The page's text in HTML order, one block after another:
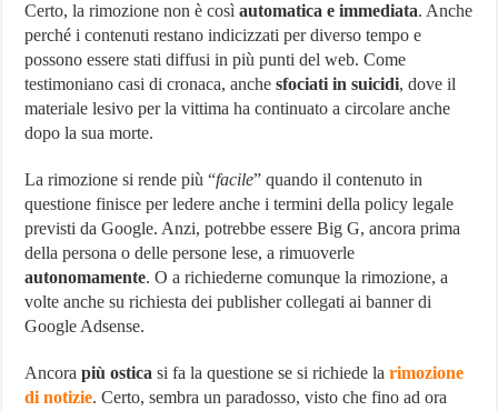
Certo, la rimozione non è cosìautomatica e immediata. Anche
perché i contenuti restano indicizzati per diverso tempo e
possono essere stati diffusi in più punti del web. Come
testimoniano casi di cronaca, anche sfociati in suicidi, dove il
materiale lesivo per la vittima ha continuato a circolare anche
dopo la sua morte.
La rimozione si rende più “facile” quando il contenuto in
questione finisce per ledere anche i termini della policy legale
previsti da Google. Anzi, potrebbe essere Big G, ancora prima
della persona o delle persone lese, a rimuoverle
autonomamente. O a richiederne comunque la rimozione, a
volte anche su richiesta dei publisher collegati ai banner di
Google Adsense.
Ancorapiù ostica si fa la questione se si richiede larimozione
di notizie. Certo, sembra un paradosso, visto che fino ad ora